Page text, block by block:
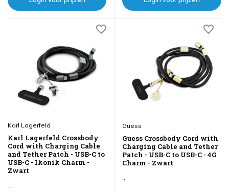
Karl Lagerfeld
Karl Lagerfeld Crossbody
Cord with Charging Cable
and Tether Patch - USB-C to
USB-C - Ikonik Charm -
Zwart
Guess
Guess Crossbody Cord with
Charging Cable and Tether
Patch - USB-C to USB-C - 4G
Charm - Zwart